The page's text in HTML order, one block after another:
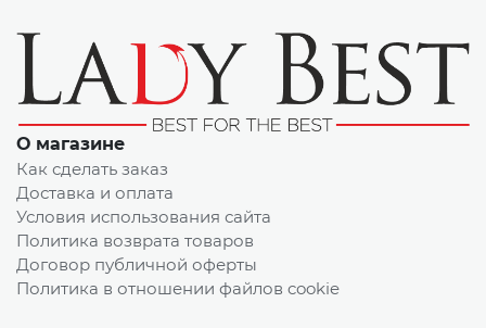
О магазине
Как сделать заказ
Доставка и оплата
Условия использования сайта
Политика возврата товаров
Договор публичной оферты
Политика в отношении файлов cookie